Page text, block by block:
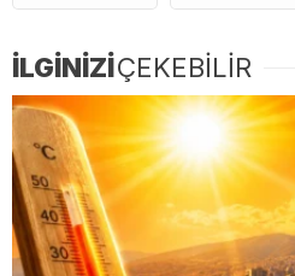
İLGİNİZİÇEKEBİLİR